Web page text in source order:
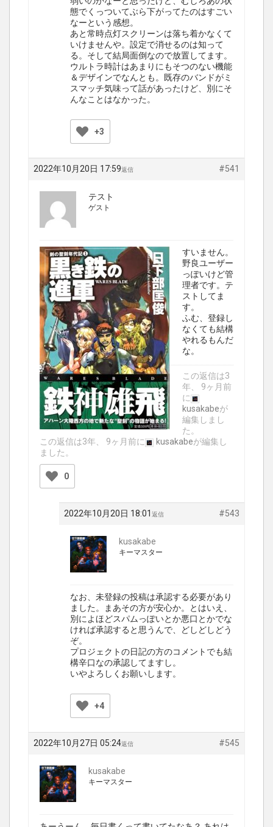
態でくっついてぶら下がってたのはすごい
なーという感想。
あと常時点灯スクリーンは落ち着かなくて
いけませんや。設定で消せるのは知って
る。そして結局面倒なので放置してます。
ウルトラ時計はあまりにもそつのない機能
＆デザインでなんとも。既存のバンドがミ
スマッチ気味って話があったけど、別にそ
んなことはなかった。
+3
2022年10月20日 17:59 #541
返信
テスト
ゲスト
すいません。
野良ユーザー
っぽいけど管
理者です。テ
ストしてま
す。
ふむ、登録し
なくても結構
やれるもんだ
な。
この返信は3
年、 9ヶ月前
に
kusakabeが
編集しまし
た。
この返信は3年、 9ヶ月前に
kusakabeが編集し
ました。
0
2022年10月20日 18:01 #543
返信
kusakabe
キーマスター
なお、未登録の投稿は承認する必要があり
ました。まあその方が安心か。とはいえ、
別によほどスパムっぽいとか悪口とかでな
ければ承認すると思うんで、どしどしどう
ぞ。
プロジェクトの日記の方のコメントでも結
構辛口なの承認してますし。
いやよろしくお願いします。
+4
2022年10月27日 05:24 #545
返信
kusakabe
キーマスター